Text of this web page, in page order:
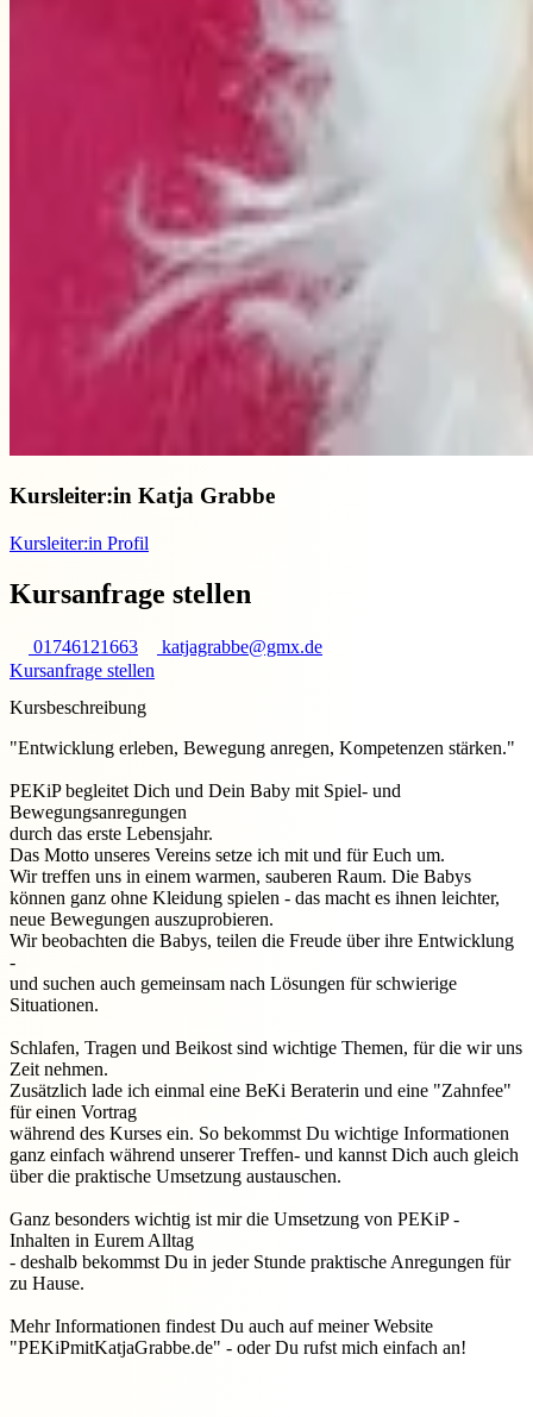
Kursleiter:in Katja Grabbe
Kursleiter:in Profil
Kursanfrage stellen
01746121663
katjagrabbe@gmx.de
Kursanfrage stellen
Kursbeschreibung
"Entwicklung erleben, Bewegung anregen, Kompetenzen stärken."
PEKiP begleitet Dich und Dein Baby mit Spiel- und
Bewegungsanregungen
durch das erste Lebensjahr.
Das Motto unseres Vereins setze ich mit und für Euch um.
Wir treffen uns in einem warmen, sauberen Raum. Die Babys
können ganz ohne Kleidung spielen - das macht es ihnen leichter,
neue Bewegungen auszuprobieren.
Wir beobachten die Babys, teilen die Freude über ihre Entwicklung
-
und suchen auch gemeinsam nach Lösungen für schwierige
Situationen.
Schlafen, Tragen und Beikost sind wichtige Themen, für die wir uns
Zeit nehmen.
Zusätzlich lade ich einmal eine BeKi Beraterin und eine "Zahnfee"
für einen Vortrag
während des Kurses ein. So bekommst Du wichtige Informationen
ganz einfach während unserer Treffen- und kannst Dich auch gleich
über die praktische Umsetzung austauschen.
Ganz besonders wichtig ist mir die Umsetzung von PEKiP -
Inhalten in Eurem Alltag
- deshalb bekommst Du in jeder Stunde praktische Anregungen für
zu Hause.
Mehr Informationen findest Du auch auf meiner Website
"PEKiPmitKatjaGrabbe.de" - oder Du rufst mich einfach an!